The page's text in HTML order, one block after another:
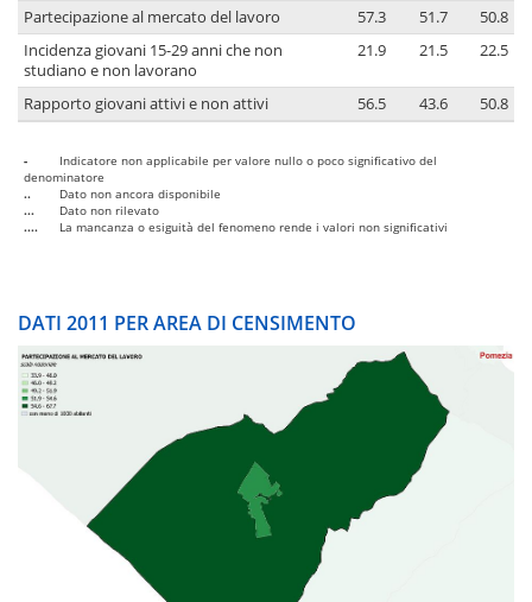
Partecipazione al mercato del lavoro 57.3 51.7
50.8
Incidenza giovani 15-29 anni che non
studiano e non lavorano
21.9 21.5 22.5
Rapporto giovani attivi e non attivi 56.5 43.6 50.8
-
Indicatore non applicabile per valore nullo o poco significativo del
denominatore
..
Dato non ancora disponibile
...
Dato non rilevato
....
La mancanza o esiguità del fenomeno rende i valori non significativi
DATI 2011 PER AREA DI CENSIMENTO